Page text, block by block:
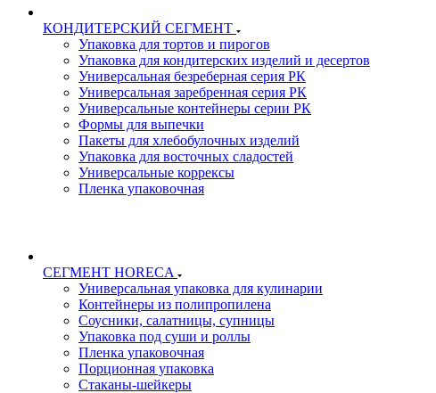
КОНДИТЕРСКИЙ СЕГМЕНТ
Упаковка для тортов и пирогов
Упаковка для кондитерских изделий и десертов
Универсальная безреберная серия РК
Универсальная заребренная серия РК
Универсальные контейнеры серии РК
Формы для выпечки
Пакеты для хлебобулочных изделий
Упаковка для восточных сладостей
Универсальные коррексы
Пленка упаковочная
СЕГМЕНТ HORECA
Универсальная упаковка для кулинарии
Контейнеры из полипропилена
Соусники, салатницы, супницы
Упаковка под суши и роллы
Пленка упаковочная
Порционная упаковка
Стаканы-шейкеры